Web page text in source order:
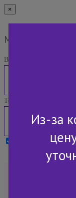
×
Мы Вам
Ваше имя:
Телефон:
Я принимаю
Из-за